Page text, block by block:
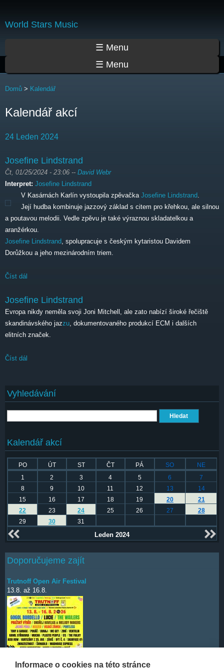
World Stars Music
☰ Menu
☰ Menu
Jste zde
Domů > Kalendář
Kalendář akcí
24 Leden 2024
Josefine Lindstrand
Čt, 01/25/2024 - 23:06 -- David Webr
Interpret: Josefine Lindstrand
V Kasárnách Karlín vystoupila zpěvačka Josefine Lindstrand
Její hudba kombinuje jazzový základ s citem pro křehkou, ale silnou
a poutavou melodii. Vedle zpěvu je také výraznou skladatelkou a
aranžérkou.
Josefine Lindstrand , spolupracuje s českým kytaristou Davidem
Dorůžkou a jeho mezinárodním triem.
Číst dál
Josefine Lindstrand
Evropa nikdy neměla svoji Joni Mitchell, ale zato nabízí široké řečiště
skandinávského jazzu , dokumentovaného produkcí ECM i dalších
elitních značek.
Číst dál
Vyhledávání
Kalendář akcí
PO ÚT ST ČT PÁ SO
NE
1
2 3 4 5 6
7
8
9 10 11 12 13
14
15
16 17 18 19 20
21
22
23 24 25 26 27
28
29
30 31
Leden 2024
Doporučujeme zajít
Trutnoff Open Air Festival
13.8. až 16.8.
Informace o cookies na této stránce